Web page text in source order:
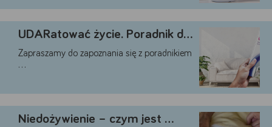
UDARatować życie. Poradnik dla …
Zapraszamy do zapoznania się z poradnikiem
…
Niedożywienie – czym jest …
YouTube
Teads
Odrzucam wszystkie
dobrowolne